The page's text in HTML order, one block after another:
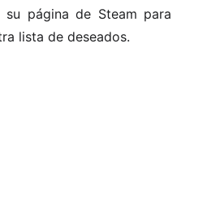
su página de Steam para
lista de deseados.